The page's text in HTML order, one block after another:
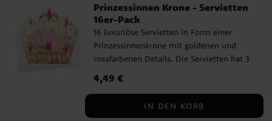
Prinzessinnen Krone - Servietten
16er-Pack
16 luxuriöse Servietten in Form einer
Prinzessinnenkrone mit goldenen und
rosafarbenen Details. Die Servietten hat 3
Preis:4,49 €
4,49 €
IN DEN KORB